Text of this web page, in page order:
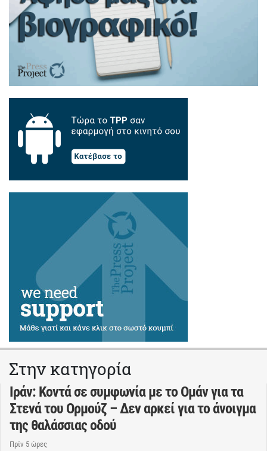
Στην κατηγορία
Ιράν: Κοντά σε συμφωνία με το Ομάν για τα
Στενά του Ορμούζ – Δεν αρκεί για το άνοιγμα
της θαλάσσιας οδού
Πρίν 5 ώρες